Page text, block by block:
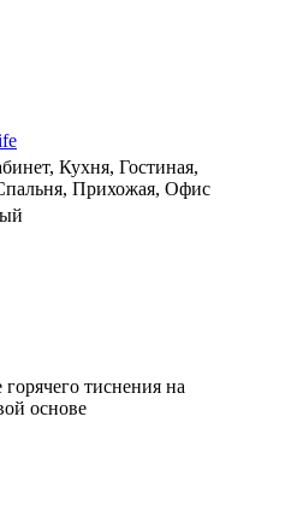
Кухня, Гостиная,
Прихожая, Офис
тиснения на
основе